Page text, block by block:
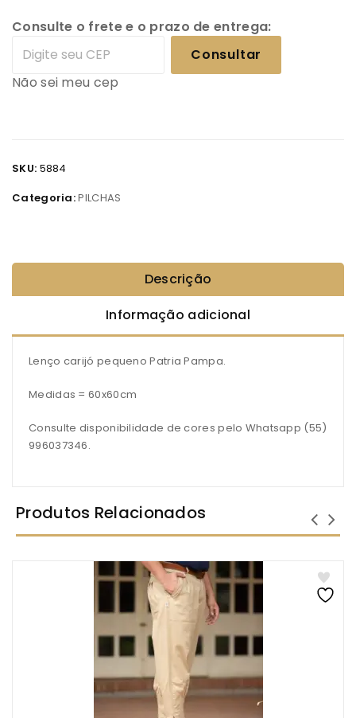
Consulte o frete e o prazo de entrega:
Consultar
Não sei meu cep
SKU: 5884
Categoria:PILCHAS
Descrição
Informação adicional
Lenço carijó pequeno Patria Pampa.
Medidas = 60x60cm
Consulte disponibilidade de cores pelo Whatsapp (55)
996037346.
Produtos Relacionados